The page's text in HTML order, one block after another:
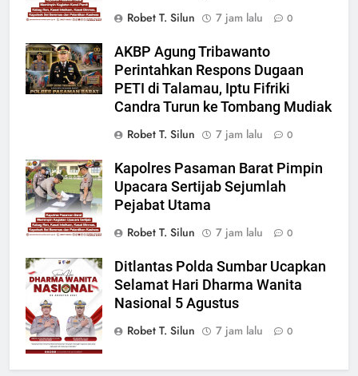
Robet T. Silun
7 jam lalu 0
AKBP Agung Tribawanto
Perintahkan Respons Dugaan
PETI di Talamau, Iptu Fifriki
Candra Turun ke Tombang Mudiak
Robet T. Silun
7 jam lalu 0
Kapolres Pasaman Barat Pimpin
Upacara Sertijab Sejumlah
Pejabat Utama
Robet T. Silun
7 jam lalu 0
Ditlantas Polda Sumbar Ucapkan
Selamat Hari Dharma Wanita
Nasional 5 Agustus
Robet T. Silun
7 jam lalu 0